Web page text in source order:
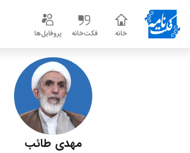
خانه فکت‌خانه پروفایل‌ها
مهدی طائب